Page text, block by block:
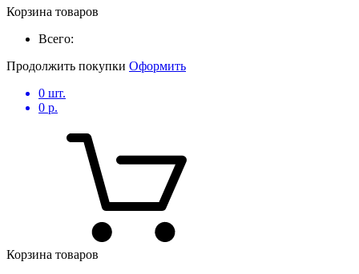
Корзина товаров
Всего:
Продолжить покупки Оформить
0 шт.
0 р.
Корзина товаров